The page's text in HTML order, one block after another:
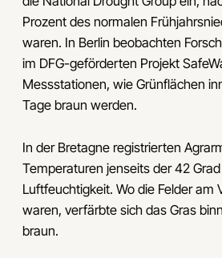
Prozent des normalen
waren. In Berlin beobachten
im DFG-geförderten Projekt
Messstationen, wie Grünflächen
Tage braun werden.
In der Bretagne registrierten
Temperaturen jenseits der 42
Luftfeuchtigkeit. Wo die Felder am
waren, verfärbte sich das Gras
braun.